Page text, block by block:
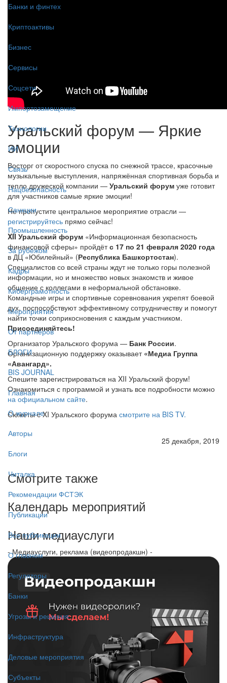
Банки и финтех
Криптоактивы
Бизнес
Сервисы
Соцсети
Импортозамещение
Технологии
ИИ
Связь
Нацбезопасность
Санкции
Промышленность
За рубежом
Кадры
Киберграмотность
Мероприятия
От партнёров
БЛОГИ
BIS JOURNAL
Главная
О журнале
Авторы
Блоги
Читалка
Рекомендации ФСТЭК
Публикации
Все публикации
О главном
Регуляторы
Банки
Угрозы и решения
Инфраструктура
Деловые мероприятия
Субъекты
Уральский форум — Яркие
эмоции
Восторг от скоростного спуска по снежной трассе, красочные
музыкальные выступления, напряжённая спортивная борьба и
тепло дружеской компании — Уральский форум уже готовит
для участников самые яркие эмоции!
Не пропустите центральное мероприятие отрасли —
регистрируйтесь прямо сейчас!
XII Уральский форум «Информационная безопасность
финансовой сферы» пройдётс 17 по 21 февраля 2020 года
в ДЦ «Юбилейный» (Республика Башкортостан).
Специалистов со всей страны ждут не только горы полезной
информации, но и множество новых знакомств и живое
общение с коллегами в неформальной обстановке.
Командные игры и спортивные соревнования укрепят боевой
дух, поспособствуют эффективному сотрудничеству и помогут
найти точки соприкосновения с каждым участником.
Присоединяйтесь!
Организатор Уральского форума — Банк России.
Организационную поддержку оказывает «Медиа Группа
«Авангард».
Спешите зарегистрироваться на XII Уральский форум!
Ознакомиться с программой и узнать все подробности можно
на официальном сайте.
Сюжеты с XI Уральского форума смотрите на BIS TV.
25 декабря, 2019
Смотрите также
Календарь мероприятий
Наши медиауслуги
- Медиауслуги, реклама (видеопродакшн) -